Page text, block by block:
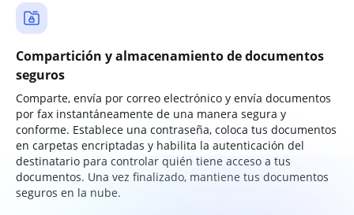
Compartición y almacenamiento de documentos
seguros
Comparte, envía por correo electrónico y envía documentos
por fax instantáneamente de una manera segura y
conforme. Establece una contraseña, coloca tus documentos
en carpetas encriptadas y habilita la autenticación del
destinatario para controlar quién tiene acceso a tus
documentos. Una vez finalizado, mantiene tus documentos
seguros en la nube.